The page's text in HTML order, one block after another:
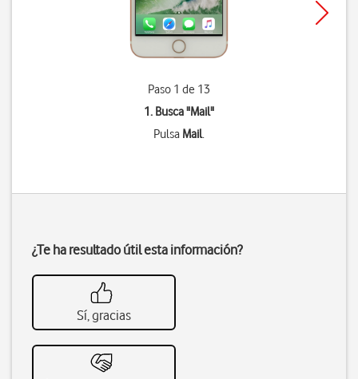
Paso 1 de 13
1. Busca "Mail"
Pulsa Mail.
¿Te ha resultado útil esta información?
Sí, gracias